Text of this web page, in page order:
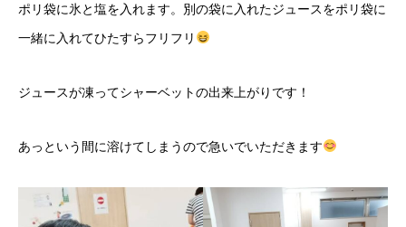
ポリ袋に氷と塩を入れます。別の袋に入れたジュースをポリ袋に
一緒に入れてひたすらフリフリ
ジュースが凍ってシャーベットの出来上がりです！
あっという間に溶けてしまうので急いでいただきます